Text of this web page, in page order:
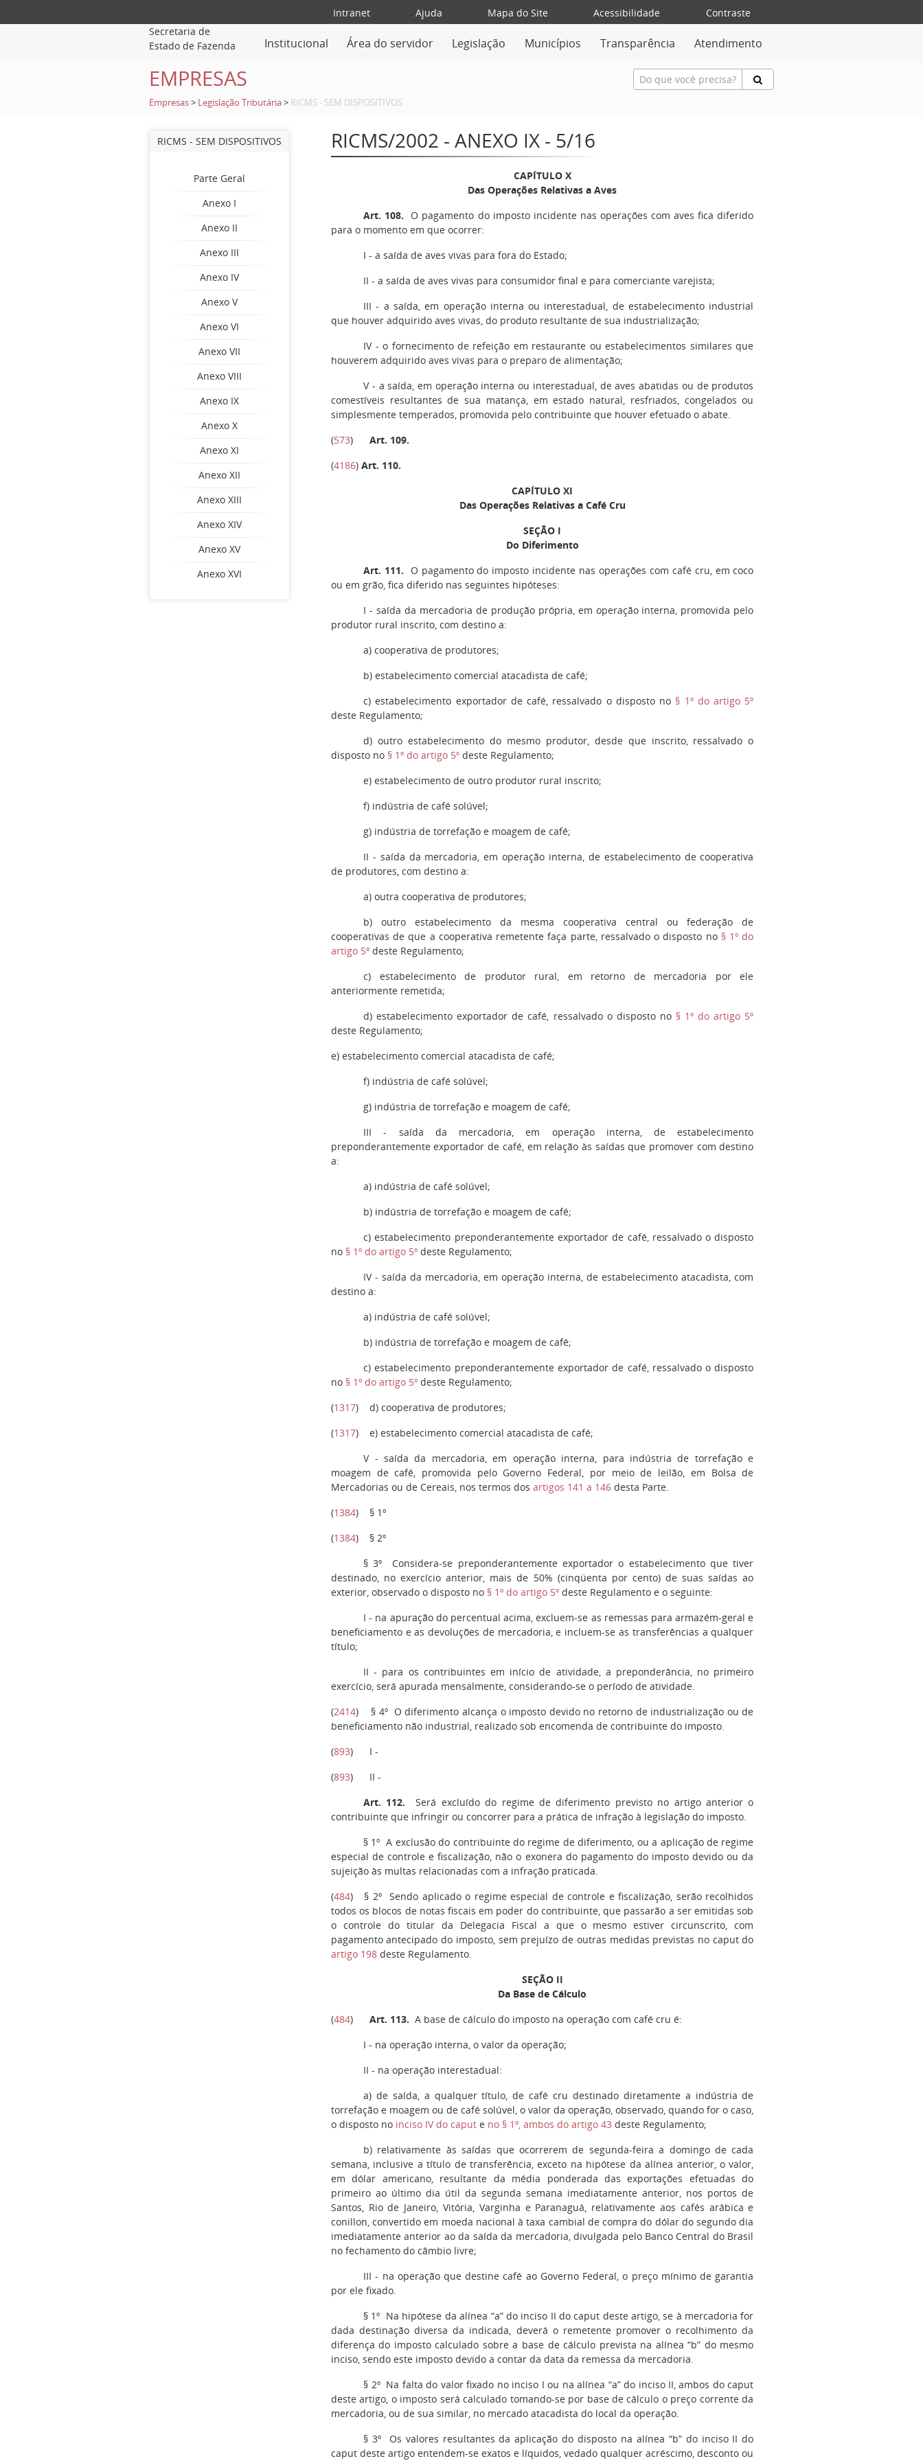
Intranet Ajuda Mapa do Site Acessibilidade
Contraste
Secretaria de
Estado de Fazenda
Institucional Área do servidor Legislação Municípios Transparência Atendimento
EMPRESAS
Empresas > Legislação Tributária > RICMS - SEM DISPOSITIVOS
RICMS - SEM DISPOSITIVOS
Parte Geral
Anexo I
Anexo II
Anexo III
Anexo IV
Anexo V
Anexo VI
Anexo VII
Anexo VIII
Anexo IX
Anexo X
Anexo XI
Anexo XII
Anexo XIII
Anexo XIV
Anexo XV
Anexo XVI
RICMS/2002 - ANEXO IX - 5/16
CAPÍTULO X
Das Operações Relativas a Aves
Art. 108.
O pagamento do imposto incidente nas operações com aves fica diferido
para o momento em que ocorrer:
I- a saída de aves vivas para fora do Estado;
II - a saída de aves vivas para consumidor final e para comerciante varejista;
III- a saída, em operação interna ou interestadual, de estabelecimento industrial
que houver adquirido aves vivas, do produto resultante de sua industrialização;
IV -o fornecimento de refeição em restaurante ou estabelecimentos similares que
houverem adquirido aves vivas para o preparo de alimentação;
V - a saída, em operação interna ou interestadual, de aves abatidas ou de produtos
comestíveis resultantes de sua matança, em estado natural, resfriados, congelados ou
simplesmente temperados, promovida pelo contribuinte que houver efetuado o abate.
(573) Art. 109.
(4186) Art. 110.
CAPÍTULO XI
Das Operações Relativas a Café Cru
SEÇÃO I
Do Diferimento
Art. 111.
O pagamento do imposto incidente nas operações com café cru, em coco
ou em grão, fica diferido nas seguintes hipóteses:
I - saída da mercadoria de produção própria, em operação interna, promovida pelo
produtor rural inscrito, com destino a:
a)cooperativa de produtores;
b) estabelecimento comercial atacadista de café;
c) estabelecimento exportador de café, ressalvado o disposto no § 1º do artigo 5º
deste Regulamento;
d) outro estabelecimento do mesmo produtor, desde que inscrito, ressalvado o
disposto no § 1º do artigo 5ºdeste Regulamento;
e) estabelecimento de outro produtor rural inscrito;
f) indústria de café solúvel;
g) indústria de torrefação e moagem de café;
II - saída da mercadoria, em operação interna, de estabelecimento de cooperativa
de produtores, com destino a:
a) outra cooperativa de produtores;
b) outro estabelecimento da mesma cooperativa central ou federação de
cooperativas de que a cooperativa remetente faça parte, ressalvado o disposto no § 1º do
artigo 5ºdeste Regulamento;
c) estabelecimento de produtor rural, em retorno de mercadoria por ele
anteriormente remetida;
d) estabelecimento exportador de café, ressalvado o disposto no § 1º do artigo 5º
deste Regulamento;
e) estabelecimento comercial atacadista de café;
f) indústria de café solúvel;
g) indústria de torrefação e moagem de café;
III- saída da mercadoria, em operação interna, de estabelecimento
preponderantemente exportador de café, em relação às saídas que promover com destino
a:
a) indústria de café solúvel;
b) indústria de torrefação e moagem de café;
c) estabelecimento preponderantemente exportador de café, ressalvado o disposto
no § 1º do artigo 5ºdeste Regulamento;
IV- saída da mercadoria, em operação interna, de estabelecimento atacadista, com
destino a:
a) indústria de café solúvel;
b) indústria de torrefação e moagem de café;
c) estabelecimento preponderantemente exportador de café, ressalvado o disposto
no § 1º do artigo 5ºdeste Regulamento;
(1317) d)cooperativa de produtores;
(1317) e)estabelecimento comercial atacadista de café;
V - saída da mercadoria, em operação interna, para indústria de torrefação e
moagem de café, promovida pelo Governo Federal, por meio de leilão, em Bolsa de
Mercadorias ou de Cereais, nos termos dos artigos 141 a 146desta Parte.
(1384) § 1º
(1384) § 2º
§ 3º
Considera-se preponderantemente exportador o estabelecimento que tiver
destinado, no exercício anterior, mais de 50% (cinqüenta por cento) de suas saídas ao
exterior, observado o disposto no § 1º do artigo 5ºdeste Regulamento e o seguinte:
I- na apuração do percentual acima, excluem-se as remessas para armazém-geral e
beneficiamento e as devoluções de mercadoria, e incluem-se as transferências a qualquer
título;
II- para os contribuintes em início de atividade, a preponderância, no primeiro
exercício, será apurada mensalmente, considerando-se o período de atividade.
(2414) § 4º O diferimento alcança o imposto devido no retorno de industrialização ou de
beneficiamento não industrial, realizado sob encomenda de contribuinte do imposto.
(893) I -
(893) II -
Art. 112.
Será excluído do regime de diferimento previsto no artigo anterior o
contribuinte que infringir ou concorrer para a prática de infração à legislação do imposto.
§ 1º A exclusão do contribuinte do regime de diferimento, ou a aplicação de regime
especial de controle e fiscalização, não o exonera do pagamento do imposto devido ou da
sujeição às multas relacionadas com a infração praticada.
(484) § 2º Sendo aplicado o regime especial de controle e fiscalização, serão recolhidos
todos os blocos de notas fiscais em poder do contribuinte, que passarão a ser emitidas sob
o controle do titular da Delegacia Fiscal a que o mesmo estiver circunscrito, com
pagamento antecipado do imposto, sem prejuízo de outras medidas previstas no caput do
artigo 198deste Regulamento.
SEÇÃO II
Da Base de Cálculo
(484) Art. 113. A base de cálculo do imposto na operação com café cru é:
I- na operação interna, o valor da operação;
II- na operação interestadual:
a) de saída, a qualquer título, de café cru destinado diretamente a indústria de
torrefação e moagem ou de café solúvel, o valor da operação, observado, quando for o caso,
o disposto no inciso IV do capute no § 1º, ambos do artigo 43 deste Regulamento;
b) relativamente às saídas que ocorrerem de segunda-feira a domingo de cada
semana, inclusive a título de transferência, exceto na hipótese da alínea anterior, o valor,
em dólar americano, resultante da média ponderada das exportações efetuadas do
primeiro ao último dia útil da segunda semana imediatamente anterior, nos portos de
Santos, Rio de Janeiro, Vitória, Varginha e Paranaguá, relativamente aos cafés arábica e
conillon, convertido em moeda nacional à taxa cambial de compra do dólar do segundo dia
imediatamente anterior ao da saída da mercadoria, divulgada pelo Banco Central do Brasil
no fechamento do câmbio livre;
III- na operação que destine café ao Governo Federal, o preço mínimo de garantia
por ele fixado.
§ 1º Na hipótese da alínea “a” do inciso II do caput deste artigo, se à mercadoria for
dada destinação diversa da indicada, deverá o remetente promover o recolhimento da
diferença do imposto calculado sobre a base de cálculo prevista na alínea “b” do mesmo
inciso, sendo este imposto devido a contar da data da remessa da mercadoria.
§ 2º Na falta do valor fixado no inciso I ou na alínea “a” do inciso II, ambos do caput
deste artigo, o imposto será calculado tomando-se por base de cálculo o preço corrente da
mercadoria, ou de sua similar, no mercado atacadista do local da operação.
§ 3º
Os valores resultantes da aplicação do disposto na alínea “b” do inciso II do
caput deste artigo entendem-se exatos e líquidos, vedado qualquer acréscimo, desconto ou